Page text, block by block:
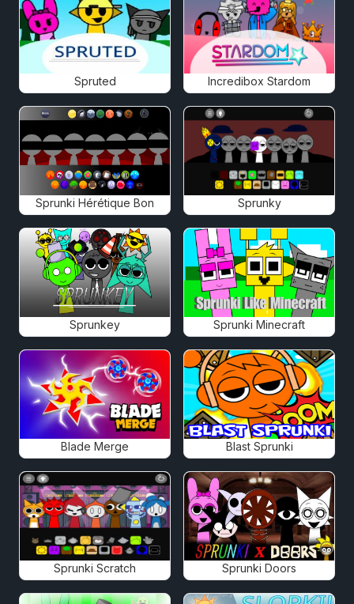
Spruted Incredibox Stardom
Sprunki Hérétique Bon Sprunky
Sprunkey Sprunki Minecraft
Blade Merge Blast Sprunki
Sprunki Scratch Sprunki Doors